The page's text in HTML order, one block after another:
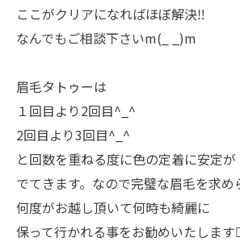
ここがクリアになればほぼ解決‼️
なんでもご相談下さいm(_ _)m
眉毛タトゥーは
１回目より2回目^_^
2回目より3回目^_^
と回数を重ねる度に色の定着に安定が
でてきます。なので完璧な眉毛を求め
何度がお越し頂いて何時も綺麗に
保って行かれる事をお勧めいたします